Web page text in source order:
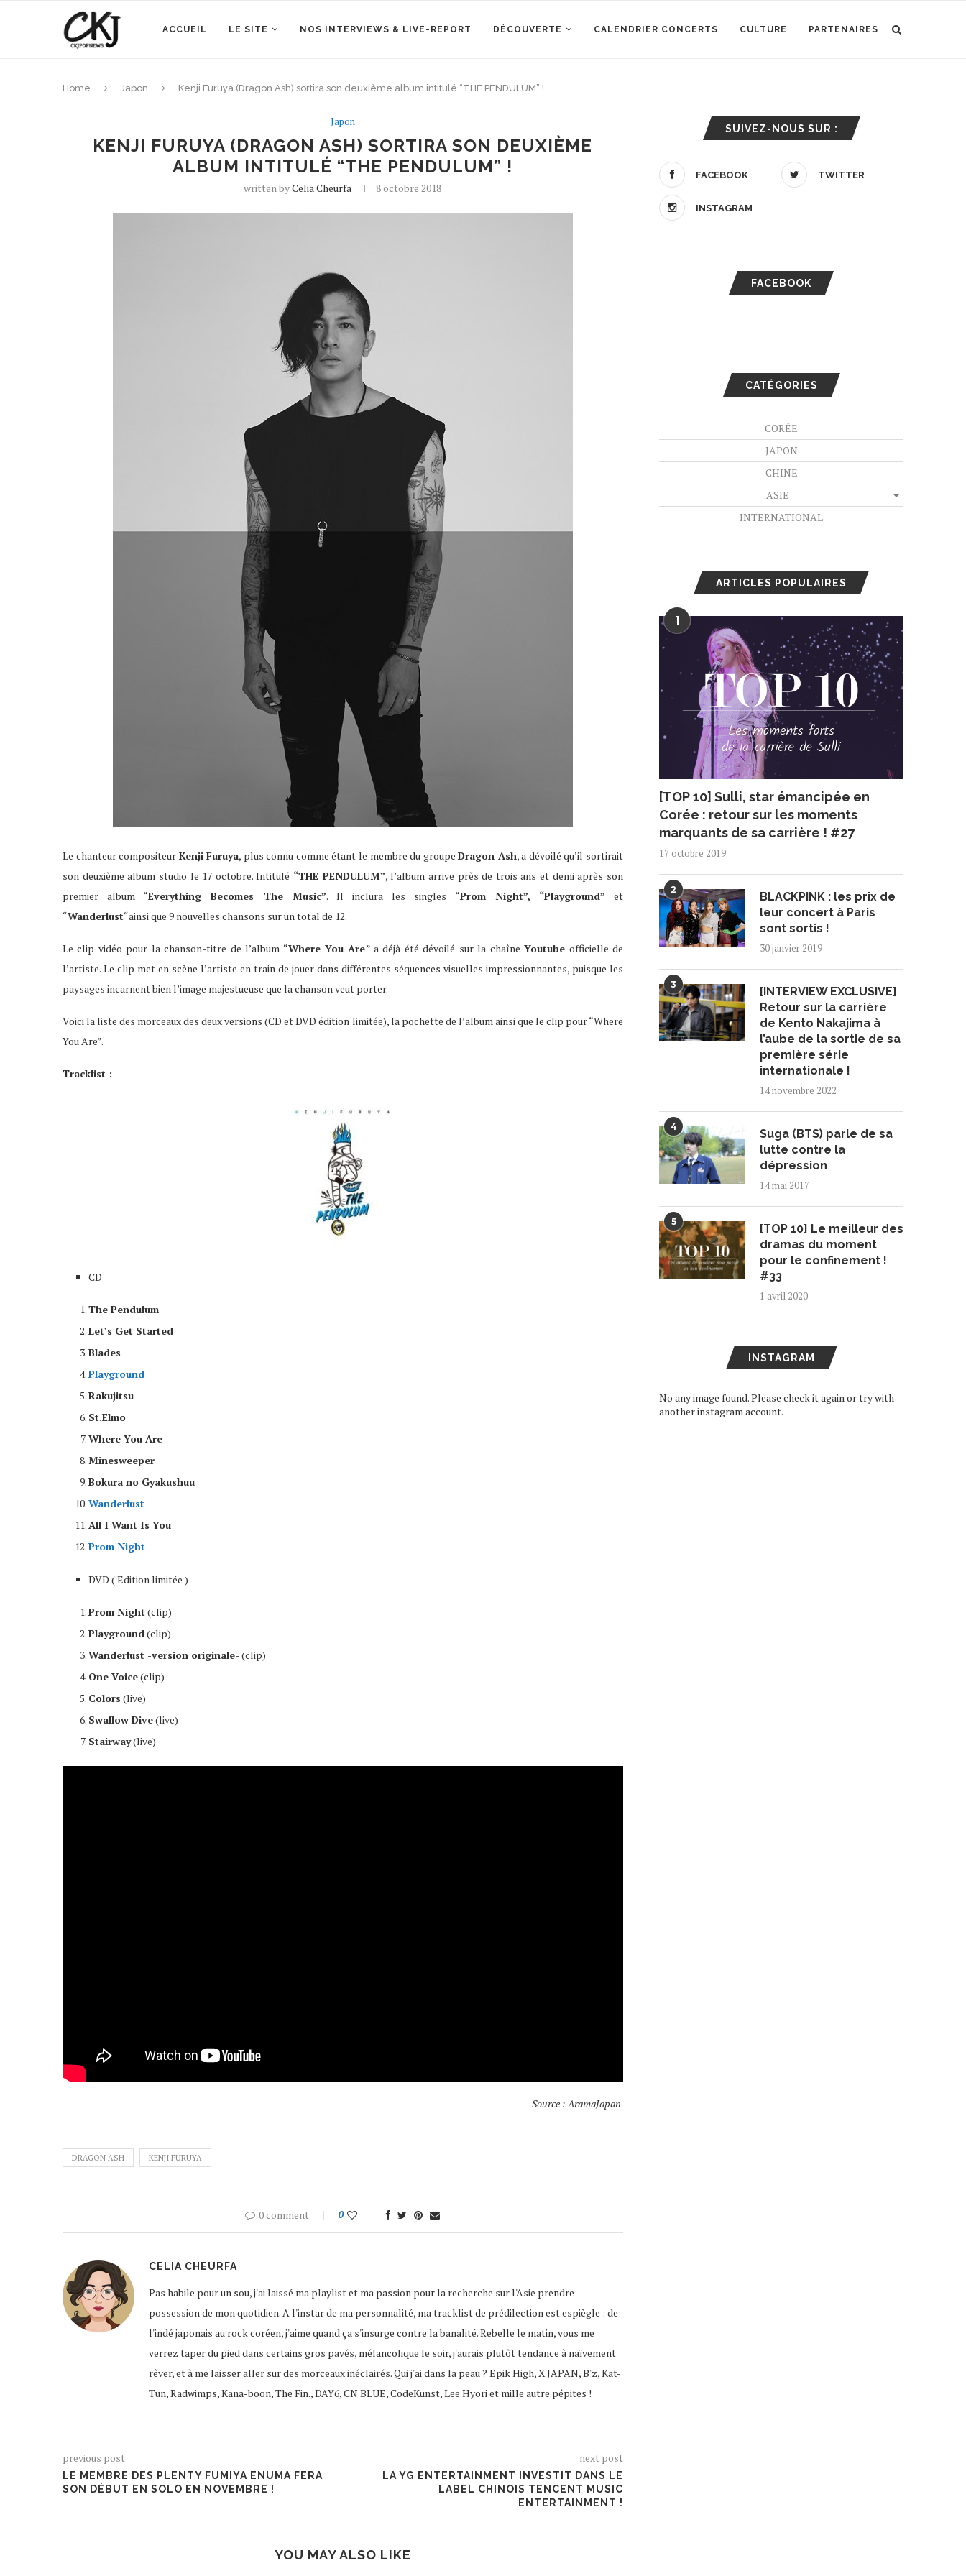
ACCUEIL LE SITE NOS INTERVIEWS & LIVE-REPORT DÉCOUVERTE CALENDRIER CONCERTS CULTURE PARTENAIRES
Home Japon Kenji Furuya (Dragon Ash) sortira son deuxième album intitulé “THE PENDULUM” !
Japon
KENJI FURUYA (DRAGON ASH) SORTIRA SON DEUXIÈME
ALBUM INTITULÉ “THE PENDULUM” !
written byCelia Cheurfa 8 octobre 2018
Le chanteur compositeur Kenji Furuya, plus connu comme étant le membre du groupeDragon Ash, a dévoilé qu’il sortirait
son deuxième album studio le 17 octobre. Intitulé “THE PENDULUM”, l’album arrive près de trois ans et demi après son
premier album “Everything Becomes The Music”. Il inclura les singles “Prom Night”, “Playground” et
“Wanderlust“ainsi que 9 nouvelles chansons sur un total de 12.
Le clip vidéo pour la chanson-titre de l’album “Where You Are” a déjà été dévoilé sur la chaîneYoutube officielle de
l’artiste. Le clip met en scène l’artiste en train de jouer dans différentes séquences visuelles impressionnantes, puisque les
paysages incarnent bien l’image majestueuse que la chanson veut porter.
Voici la liste des morceaux des deux versions (CD et DVD édition limitée), la pochette de l’album ainsi que le clip pour “Where
You Are”.
Tracklist :
CD
The Pendulum
Let’s Get Started
Blades
Playground
Rakujitsu
St.Elmo
Where You Are
Minesweeper
Bokura no Gyakushuu
Wanderlust
All I Want Is You
Prom Night
DVD ( Edition limitée )
Prom Night (clip)
Playground(clip)
Wanderlust -version originale- (clip)
One Voice(clip)
Colors (live)
Swallow Dive(live)
Stairway(live)
Source : AramaJapan
DRAGON ASH KENJI FURUYA
0 comment 0
CELIA CHEURFA
Pas habile pour un sou, j'ai laissé ma playlist et ma passion pour la recherche sur l'Asie prendre
possession de mon quotidien. A l'instar de ma personnalité, ma tracklist de prédilection est espiègle : de
l'indé japonais au rock coréen, j'aime quand ça s'insurge contre la banalité. Rebelle le matin, vous me
verrez taper du pied dans certains gros pavés, mélancolique le soir, j'aurais plutôt tendance à naïvement
rêver, et à me laisser aller sur des morceaux inéclairés. Qui j'ai dans la peau ? Epik High, X JAPAN, B'z, Kat-
Tun, Radwimps, Kana-boon, The Fin., DAY6, CN BLUE, CodeKunst, Lee Hyori et mille autre pépites !
previous post
LE MEMBRE DES PLENTY FUMIYA ENUMA FERA
SON DÉBUT EN SOLO EN NOVEMBRE !
next post
LA YG ENTERTAINMENT INVESTIT DANS LE
LABEL CHINOIS TENCENT MUSIC
ENTERTAINMENT !
YOU MAY ALSO LIKE
SUIVEZ-NOUS SUR :
FACEBOOK TWITTER
INSTAGRAM
FACEBOOK
CATÉGORIES
CORÉE
JAPON
CHINE
ASIE
INTERNATIONAL
ARTICLES POPULAIRES
1
[TOP 10] Sulli, star émancipée en
Corée : retour sur les moments
marquants de sa carrière ! #27
17 octobre 2019
2
BLACKPINK : les prix de
leur concert à Paris
sont sortis !
30 janvier 2019
3
[INTERVIEW EXCLUSIVE]
Retour sur la carrière
de Kento Nakajima à
l’aube de la sortie de sa
première série
internationale !
14 novembre 2022
4
Suga (BTS) parle de sa
lutte contre la
dépression
14 mai 2017
5
[TOP 10] Le meilleur des
dramas du moment
pour le confinement !
#33
1 avril 2020
INSTAGRAM
No any image found. Please check it again or try with
another instagram account.